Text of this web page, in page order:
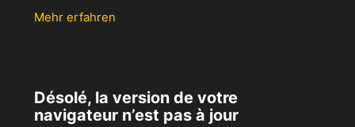
Mehr erfahren
Désolé, la version de votre
navigateur n’est pas à jour